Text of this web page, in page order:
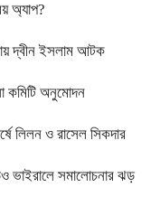
অ্যাপ?
দ্বীন ইসলাম আটক
কমিটি অনুমোদন
লিলন ও রাসেল সিকদার
ভাইরালে সমালোচনার ঝড়